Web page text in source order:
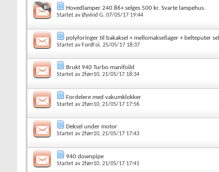
Hovedlamper 240 86+ selges 500 kr. Svarte lampehus.
Startet avØyvind G, 07/05/17 19:44
polyforinger til bakaksel + mellomaksellager + belteputer
Startet av FordFoi, 25/05/17 18:37
Brukt 940 Turbo manifoild
Startet av2førr10, 21/05/17 18:34
Fordelere med vakumklokker
Startet av2førr10, 21/05/17 17:56
Deksel under motor
Startet av2førr10, 21/05/17 17:43
940 downpipe
Startet av2førr10, 21/05/17 17:41